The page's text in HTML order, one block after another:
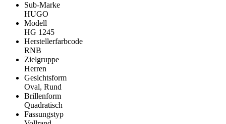
Sub-Marke
HUGO
Modell
HG 1245
Herstellerfarbcode
RNB
Zielgruppe
Herren
Gesichtsform
Oval, Rund
Brillenform
Quadratisch
Fassungstyp